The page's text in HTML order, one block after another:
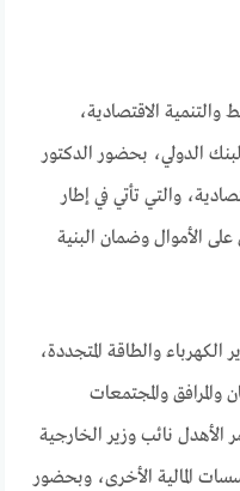
الاقتصادية،
الدولي، بحضور الدكتور
والتي تأتي في إطار
الأموال وضمان البنية
والطاقة المتجددة،
والمجتمعات
الأهدل نائب وزير الخارجية
المالية الأخرى، وبحضور